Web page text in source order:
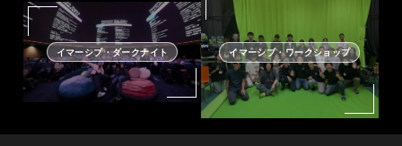
イマーシブ・ダークナイト イマーシブ・ワークショップ